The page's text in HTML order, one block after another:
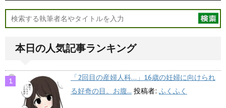
本日の人気記事ランキング
「2回目の産婦人科…」16歳の妊婦に向けられ
る好奇の目。お腹... 投稿者: ふくふく